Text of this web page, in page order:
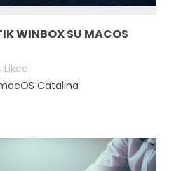
WINBOX SU MACOS
Liked
Catalina